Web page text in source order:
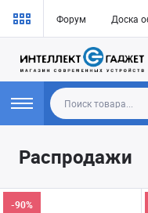
Форум Доска
Распродажи
-90%